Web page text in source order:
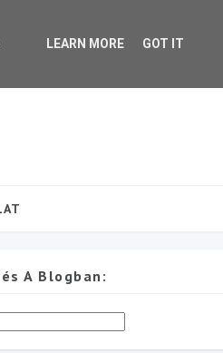
A Blogban:
LEARN MORE GOT IT